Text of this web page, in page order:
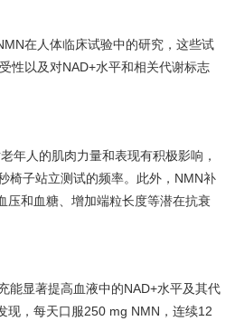
在人体临床试验中的研究，这些试
性以及对NAD+水平和相关代谢标志
年人的肌肉力量和表现有积极影响，
椅子站立测试的频率。此外，NMN补
压和血糖、增加端粒长度等潜在抗衰
能显著提高血液中的NAD+水平及其代
现，每天口服250 mg NMN，连续12